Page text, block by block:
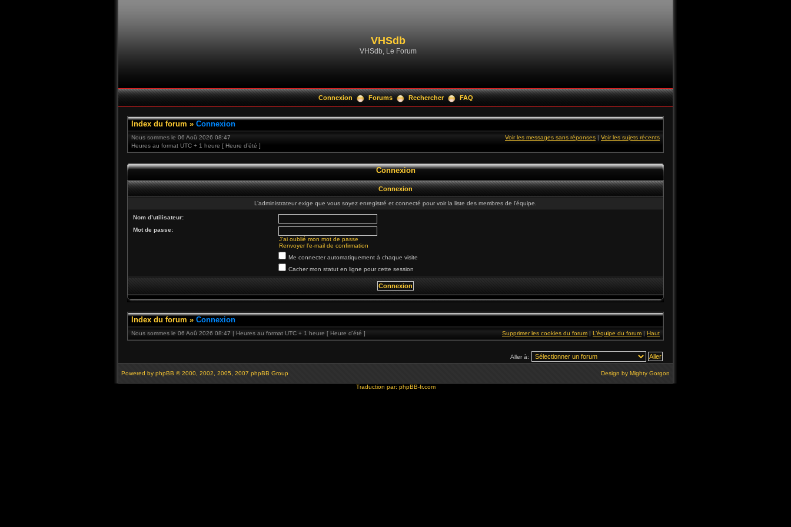
VHSdb
VHSdb, Le Forum
Connexion Forums Rechercher FAQ
Index du forum » Connexion
Nous sommes le 06 Aoû 2026 08:47
Heures au format UTC + 1 heure [ Heure d’été ]
Voir les messages sans réponses | Voir les sujets récents
Connexion
Connexion
L’administrateur exige que vous soyez enregistré et connecté pour voir la liste des membres de l’équipe.
Nom d’utilisateur:
Mot de passe:
J’ai oublié mon mot de passe
Renvoyer l’e-mail de confirmation
Me connecter automatiquement à chaque visite
Cacher mon statut en ligne pour cette session
Index du forum » Connexion
Nous sommes le 06 Aoû 2026 08:47 | Heures au format UTC + 1 heure [ Heure d’été ] Supprimer les cookies du forum | L’équipe du forum | Haut
Aller à:
Powered by phpBB © 2000, 2002, 2005, 2007 phpBB Group Design by Mighty Gorgon
Traduction par: phpBB-fr.com